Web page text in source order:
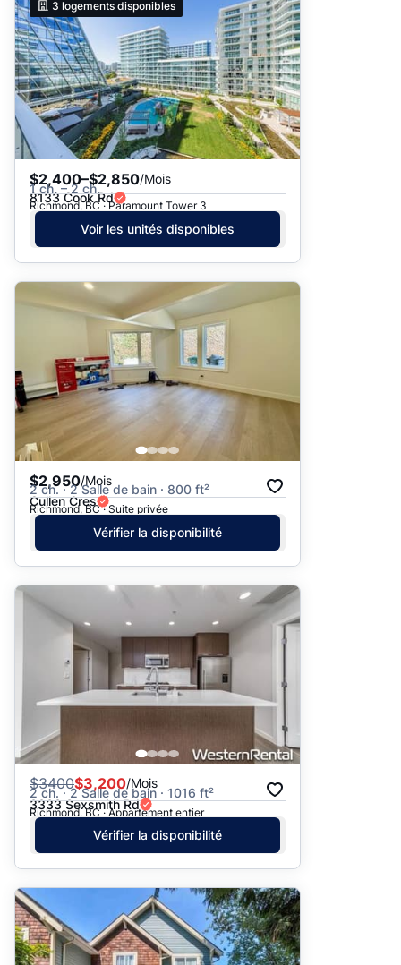
3 logements disponibles
$2,400–$2,850/Mois
1 ch. – 2 ch.
8133 Cook Rd
Richmond, BC · Paramount Tower 3
Voir les unités disponibles
$2,950/Mois
2 ch. · 2 Salle de bain · 800 ft²
Cullen Cres
Richmond, BC · Suite privée
Vérifier la disponibilité
$3400$3,200/Mois
2 ch. · 2 Salle de bain · 1016 ft²
3333 Sexsmith Rd
Richmond, BC · Appartement entier
Vérifier la disponibilité